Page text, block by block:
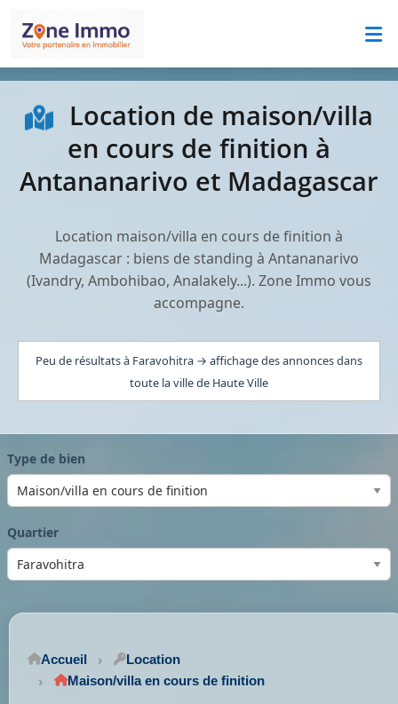
Location de maison/villa
en cours de finition à
Antananarivo et Madagascar
Location maison/villa en cours de finition à
Madagascar : biens de standing à Antananarivo
(Ivandry, Ambohibao, Analakely...). Zone Immo vous
accompagne.
Peu de résultats à Faravohitra → affichage des annonces dans
toute la ville de Haute Ville
Type de bien
Quartier
Accueil
Location
Maison/villa en cours de finition